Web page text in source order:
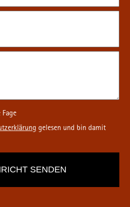
gelesen und bin damit